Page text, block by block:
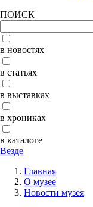
ПОИСК
в новостях
в статьях
в выставках
в хрониках
в каталоге
Везде
Главная
О музее
Новости музея